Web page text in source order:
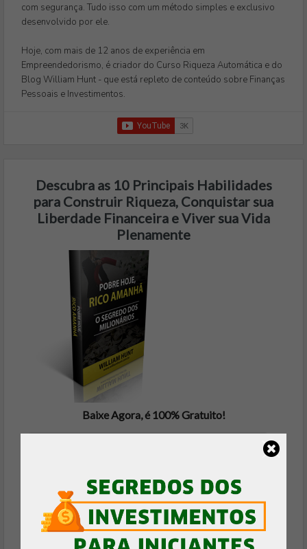
com segurança. Tudo isso com um método simples e exclusivo
desenvolvido por ele.
Hoje, com mais de 12 anos de experiência em
Empreendedorismo, é criador do Curso Riqueza Automática e do
Blog William Hunt - que está repleto de conteúdo sobre Finanças
Pessoais e Investimentos.
Descubra as 10 Principais Habilidades
para Construir Riqueza, Conquistar sua
Liberdade Financeira e Viver sua Vida
Plenamente
Baixe Agora, é 100% Gratuito!
FAZER DOWNLOAD GRÁTIS